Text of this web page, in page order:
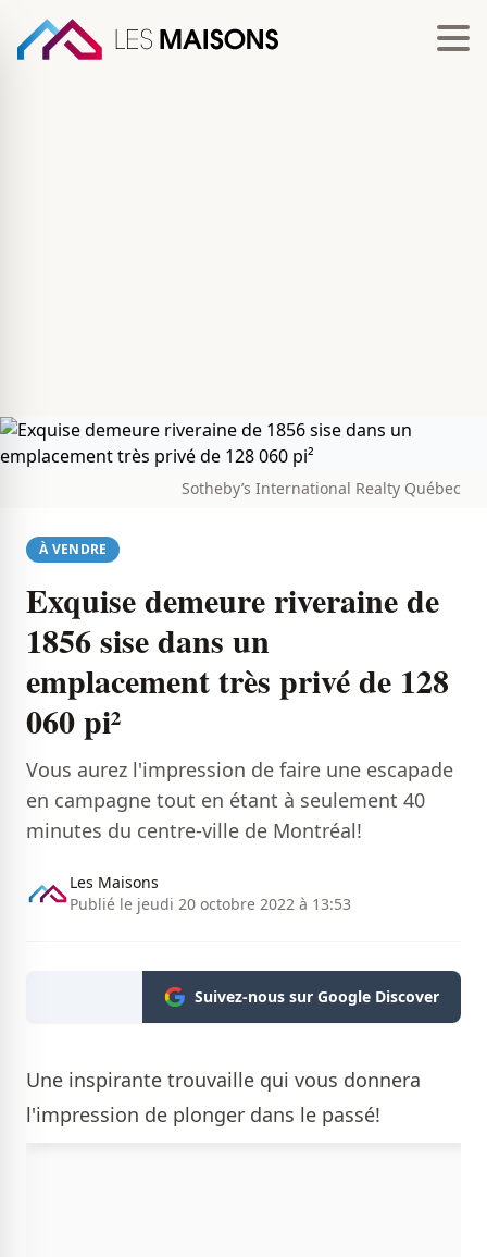
Sotheby’s International Realty Québec
À VENDRE
Exquise demeure riveraine de
1856 sise dans un
emplacement très privé de 128
060 pi²
Vous aurez l'impression de faire une escapade
en campagne tout en étant à seulement 40
minutes du centre-ville de Montréal!
Les Maisons
Publié le jeudi 20 octobre 2022 à 13:53
Suivez-nous sur Google Discover
Une inspirante trouvaille qui vous donnera
l'impression de plonger dans le passé!